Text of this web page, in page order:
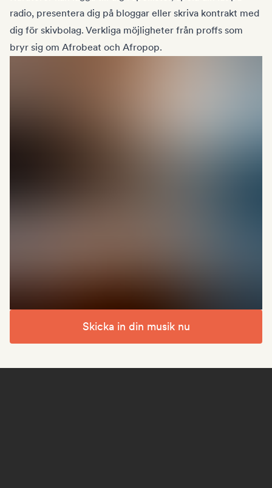
radio, presentera dig på bloggar eller skriva kontrakt med
dig för skivbolag. Verkliga möjligheter från proffs som
bryr sig om Afrobeat och Afropop.
Skicka in din musik nu